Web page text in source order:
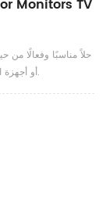
Monitors TV
لتوصيل جهاز مصدر HDMI الخاص بك بشاشات VGA أو أجهزة العرض.